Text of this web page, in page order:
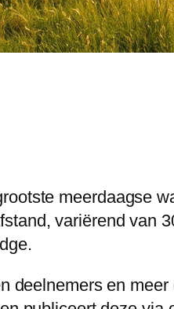
meerdaagse
variërend van
deelnemers en